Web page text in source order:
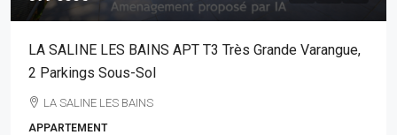
LA SALINE LES BAINS APT T3 Très Grande Varangue,
2 Parkings Sous-Sol
LA SALINE LES BAINS
APPARTEMENT